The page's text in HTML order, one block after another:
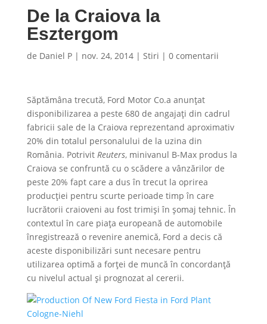
De la Craiova la
Esztergom
de Daniel P| nov. 24, 2014| Stiri | 0 comentarii
Săptămâna trecută, Ford Motor Co.a anunțat
disponibilizarea a peste 680 de angajați din cadrul
fabricii sale de la Craiova reprezentand aproximativ
20% din totalul personalului de la uzina din
România. Potrivit Reuters, minivanul B-Max produs la
Craiova se confruntă cu o scădere a vânzărilor de
peste 20% fapt care a dus în trecut la oprirea
producției pentru scurte perioade timp în care
lucrătorii craioveni au fost trimiși în șomaj tehnic. În
contextul în care piața europeană de automobile
înregistrează o revenire anemică, Ford a decis că
aceste disponibilizări sunt necesare pentru
utilizarea optimă a forței de muncă în concordanță
cu nivelul actual și prognozat al cererii.